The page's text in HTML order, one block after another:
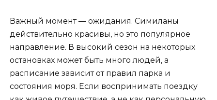
Важный момент — ожидания. Симиланы
действительно красивы, но это популярное
направление. В высокий сезон на некоторых
остановках может быть много людей, а
расписание зависит от правил парка и
состояния моря. Если воспринимать поездку